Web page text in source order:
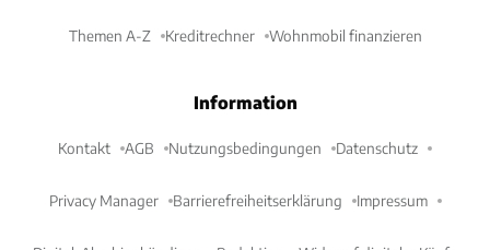
Themen A-Z Kreditrechner Wohnmobil finanzieren
Information
Kontakt AGB Nutzungsbedingungen Datenschutz
Privacy Manager Barrierefreiheitserklärung Impressum